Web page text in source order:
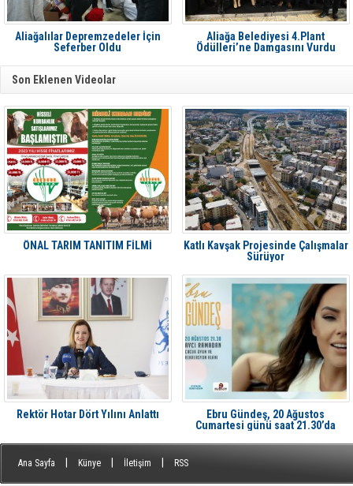
Aliağalılar Depremzedeler İçin
Seferber Oldu
Aliağa Belediyesi 4.Plant
Ödülleri’ne Damgasını Vurdu
Son Eklenen Videolar
ÖNAL TARIM TANITIM FİLMİ
Katlı Kavşak Projesinde Çalışmalar
Sürüyor
Rektör Hotar Dört Yılını Anlattı
Ebru Gündeş, 20 Ağustos
Cumartesi günü saat 21.30’da
Ana Sayfa Künye İletişim RSS